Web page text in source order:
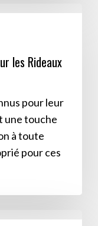
les Rideaux
pour leur
une touche
à toute
pour ces